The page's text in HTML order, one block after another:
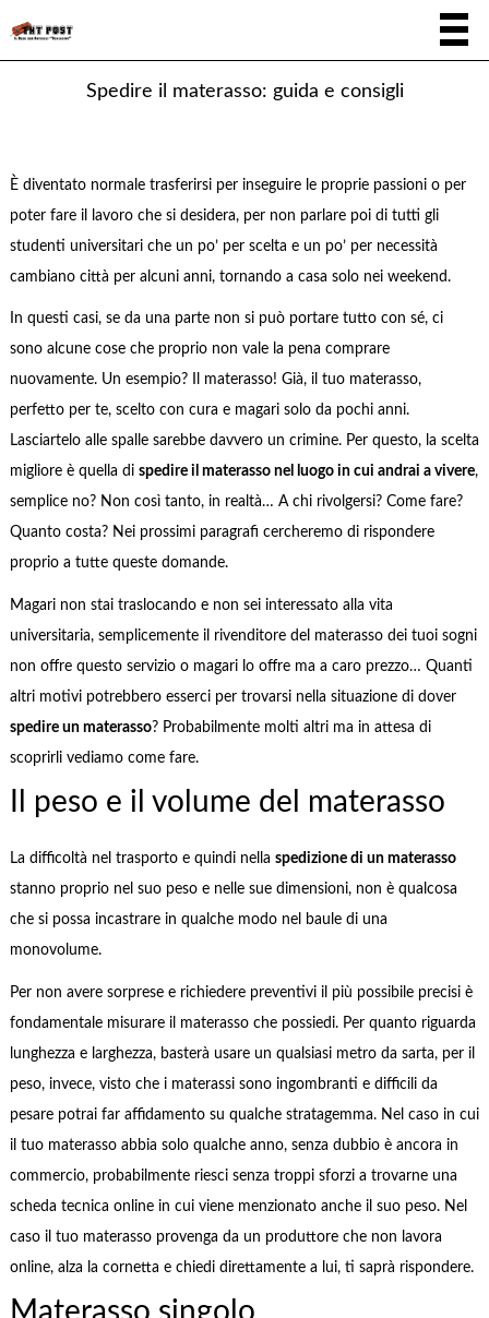
Spedire il materasso: guida e consigli
È diventato normale trasferirsi per inseguire le proprie passioni o per
poter fare il lavoro che si desidera, per non parlare poi di tutti gli
studenti universitari che un po’ per scelta e un po’ per necessità
cambiano città per alcuni anni, tornando a casa solo nei weekend.
In questi casi, se da una parte non si può portare tutto con sé, ci
sono alcune cose che proprio non vale la pena comprare
nuovamente. Un esempio? Il materasso! Già, il tuo materasso,
perfetto per te, scelto con cura e magari solo da pochi anni.
Lasciartelo alle spalle sarebbe davvero un crimine. Per questo, la scelta
migliore è quella di spedire il materasso nel luogo in cui andrai a vivere,
semplice no? Non così tanto, in realtà… A chi rivolgersi? Come fare?
Quanto costa? Nei prossimi paragrafi cercheremo di rispondere
proprio a tutte queste domande.
Magari non stai traslocando e non sei interessato alla vita
universitaria, semplicemente il rivenditore del materasso dei tuoi sogni
non offre questo servizio o magari lo offre ma a caro prezzo… Quanti
altri motivi potrebbero esserci per trovarsi nella situazione di dover
spedire un materasso? Probabilmente molti altri ma in attesa di
scoprirli vediamo come fare.
Il peso e il volume del materasso
La difficoltà nel trasporto e quindi nella spedizione di un materasso
stanno proprio nel suo peso e nelle sue dimensioni, non è qualcosa
che si possa incastrare in qualche modo nel baule di una
monovolume.
Per non avere sorprese e richiedere preventivi il più possibile precisi è
fondamentale misurare il materasso che possiedi. Per quanto riguarda
lunghezza e larghezza, basterà usare un qualsiasi metro da sarta, per il
peso, invece, visto che i materassi sono ingombranti e difficili da
pesare potrai far affidamento su qualche stratagemma. Nel caso in cui
il tuo materasso abbia solo qualche anno, senza dubbio è ancora in
commercio, probabilmente riesci senza troppi sforzi a trovarne una
scheda tecnica online in cui viene menzionato anche il suo peso. Nel
caso il tuo materasso provenga da un produttore che non lavora
online, alza la cornetta e chiedi direttamente a lui, ti saprà rispondere.
Materasso singolo